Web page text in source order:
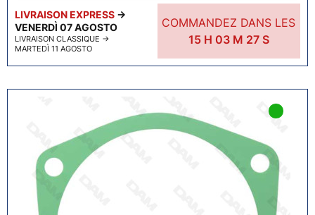
LIVRAISON EXPRESS →
VENERDÌ 07 AGOSTO
LIVRAISON CLASSIQUE →
MARTEDÌ 11 AGOSTO
COMMANDEZ DANS LES
15H 03M 26 S